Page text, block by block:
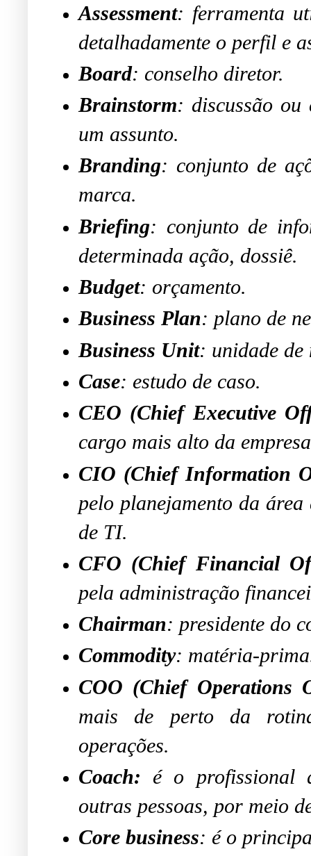
Assessment: ferramenta
detalhadamente o perfil e
Board: conselho diretor.
Brainstorm: discussão ou
um assunto.
Branding: conjunto de
marca.
Briefing: conjunto de
determinada ação, dossiê.
Budget: orçamento.
Business Plan: plano de
Business Unit: unidade de
Case: estudo de caso.
CEO (Chief Executive
cargo mais alto da
CIO (Chief Information
pelo planejamento da
de TI.
CFO (Chief Financial
pela administração
Chairman: presidente do
Commodity: matéria-
COO (Chief Operations
mais de perto da
operações.
Coach: é o profissional
outras pessoas, por meio
Core business: é o